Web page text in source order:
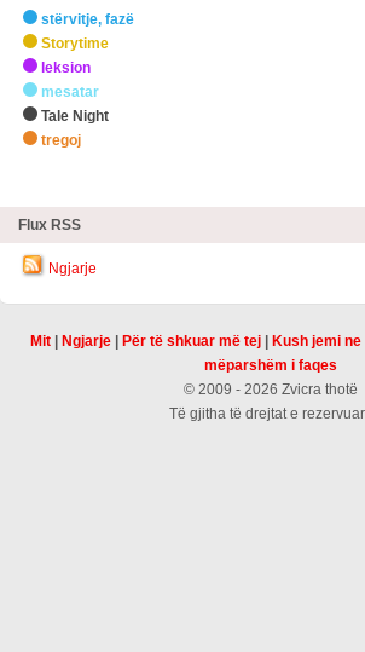
stërvitje, fazë
Storytime
leksion
mesatar
Tale Night
tregoj
Flux RSS
Ngjarje
Mit| Ngjarje| Për të shkuar më tej| Kush jemi ne
mëparshëm i faqes
© 2009 - 2026 Zvicra thotë
Të gjitha të drejtat e